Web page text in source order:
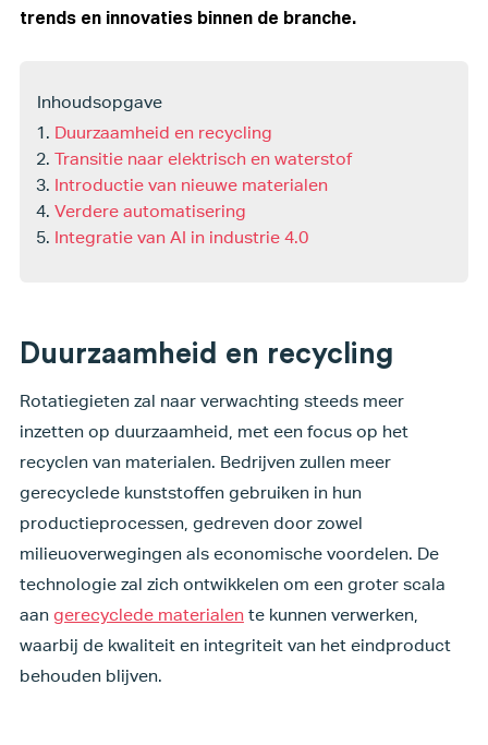
trends en innovaties binnen de branche.
Inhoudsopgave
Duurzaamheid en recycling
Transitie naar elektrisch en waterstof
Introductie van nieuwe materialen
Verdere automatisering
Integratie van AI in industrie 4.0
Duurzaamheid en recycling
Rotatiegieten zal naar verwachting steeds meer
inzetten op duurzaamheid, met een focus op het
recyclen van materialen. Bedrijven zullen meer
gerecyclede kunststoffen gebruiken in hun
productieprocessen, gedreven door zowel
milieuoverwegingen als economische voordelen. De
technologie zal zich ontwikkelen om een groter scala
aan gerecyclede materialen te kunnen verwerken,
waarbij de kwaliteit en integriteit van het eindproduct
behouden blijven.